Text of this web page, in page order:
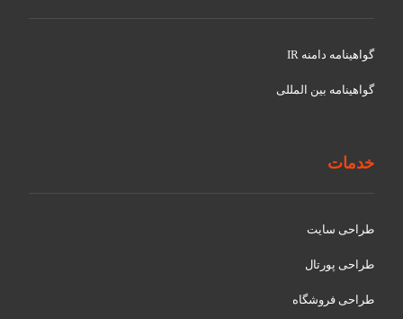
گواهينامه دامنه IR
گواهينامه بین المللی
خدمات
طراحی سایت
طراحی پورتال
طراحی فروشگاه